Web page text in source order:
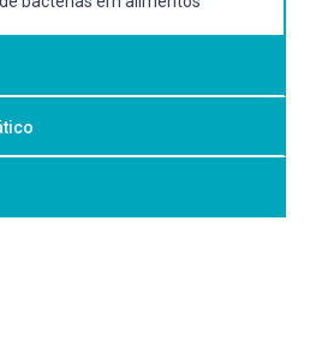
de bactérias
transmitidas por alimentos
geral: